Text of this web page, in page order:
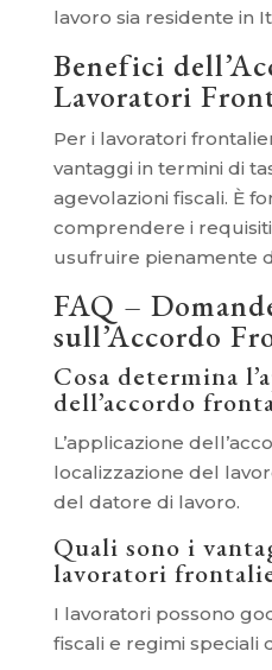
lavoro sia residente in
Benefici
Lavoratori
Per i lavoratori
vantaggi in termini di
agevolazioni fiscali. È
comprendere i
usufruire pienamente
FAQ –
sull’Accordo
Cosa determina
dell’accordo
L’applicazione
localizzazione del
del datore di lavoro.
Quali sono i
lavoratori
I lavoratori possono
fiscali e regimi speciali